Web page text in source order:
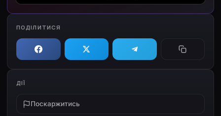
ПОДІЛИТИСЯ
ДІЇ
Поскаржитись